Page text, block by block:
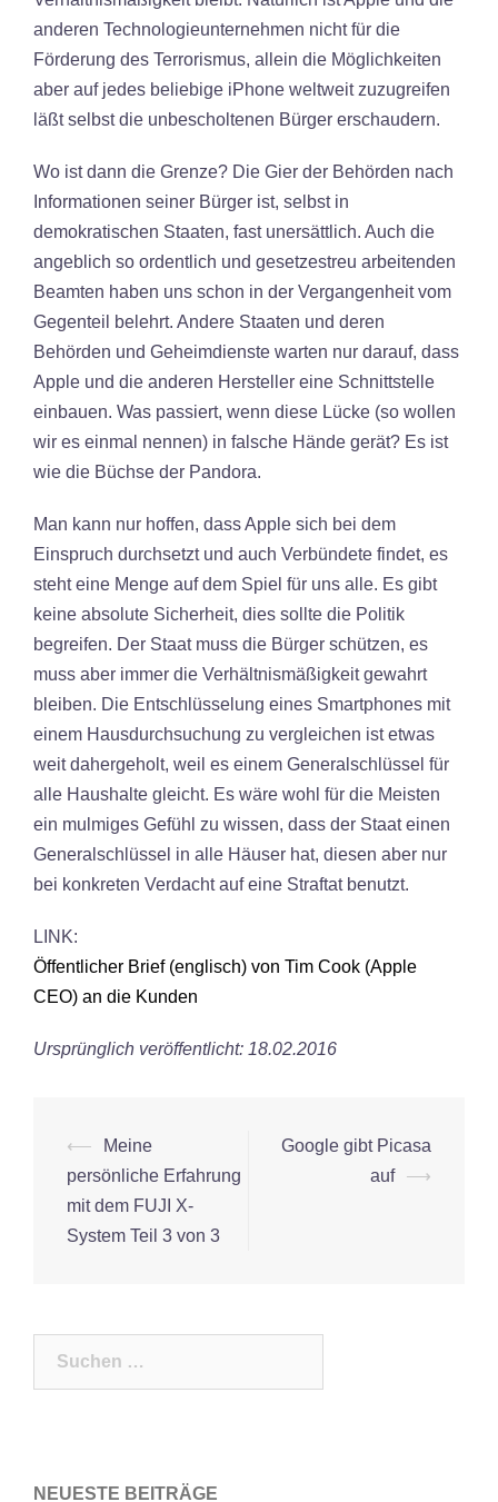
anderen Technologieunternehmen nicht für die
Förderung des Terrorismus, allein die Möglichkeiten
aber auf jedes beliebige iPhone weltweit zuzugreifen
läßt selbst die unbescholtenen Bürger erschaudern.
Wo ist dann die Grenze? Die Gier der Behörden nach
Informationen seiner Bürger ist, selbst in
demokratischen Staaten, fast unersättlich. Auch die
angeblich so ordentlich und gesetzestreu arbeitenden
Beamten haben uns schon in der Vergangenheit vom
Gegenteil belehrt. Andere Staaten und deren
Behörden und Geheimdienste warten nur darauf, dass
Apple und die anderen Hersteller eine Schnittstelle
einbauen. Was passiert, wenn diese Lücke (so wollen
wir es einmal nennen) in falsche Hände gerät? Es ist
wie die Büchse der Pandora.
Man kann nur hoffen, dass Apple sich bei dem
Einspruch durchsetzt und auch Verbündete findet, es
steht eine Menge auf dem Spiel für uns alle. Es gibt
keine absolute Sicherheit, dies sollte die Politik
begreifen. Der Staat muss die Bürger schützen, es
muss aber immer die Verhältnismäßigkeit gewahrt
bleiben. Die Entschlüsselung eines Smartphones mit
einem Hausdurchsuchung zu vergleichen ist etwas
weit dahergeholt, weil es einem Generalschlüssel für
alle Haushalte gleicht. Es wäre wohl für die Meisten
ein mulmiges Gefühl zu wissen, dass der Staat einen
Generalschlüssel in alle Häuser hat, diesen aber nur
bei konkreten Verdacht auf eine Straftat benutzt.
LINK:
Öffentlicher Brief (englisch) von Tim Cook (Apple
CEO) an die Kunden
Ursprünglich veröffentlicht: 18.02.2016
Beitrags-
Navigation
⟵
Meine
persönliche Erfahrung
mit dem FUJI X-
System Teil 3 von 3
Google gibt Picasa
auf
⟶
NEUESTE BEITRÄGE